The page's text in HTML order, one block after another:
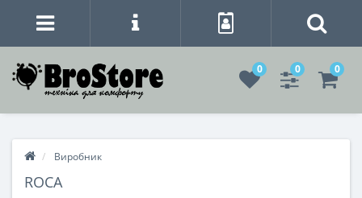
0 0 0
Виробник
ROCA